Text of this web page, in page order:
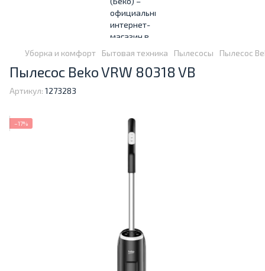
Уборка и комфорт Бытовая техника Пылесосы Пылесос
Пылесос Beko VRW 80318 VB
Артикул: 1273283
−17%